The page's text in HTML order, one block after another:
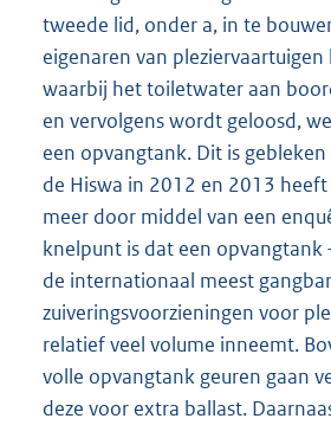
tweede lid, onder a, in te
eigenaren van
waarbij het toiletwater aan
en vervolgens wordt geloosd,
een opvangtank. Dit is
de Hiswa in 2012 en 2013
meer door middel van een
knelpunt is dat een opvangtank
de internationaal meest
zuiveringsvoorzieningen voor
relatief veel volume inneemt.
volle opvangtank geuren gaan
deze voor extra ballast.